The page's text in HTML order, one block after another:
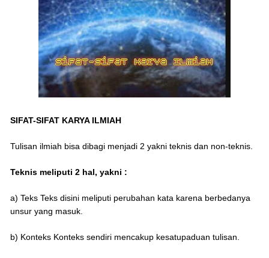
SIFAT-SIFAT KARYA ILMIAH
Tulisan ilmiah bisa dibagi menjadi 2 yakni teknis dan non-teknis.
Teknis meliputi 2 hal, yakni :
a) Teks Teks disini meliputi perubahan kata karena berbedanya
unsur yang masuk.
b) Konteks Konteks sendiri mencakup kesatupaduan tulisan.